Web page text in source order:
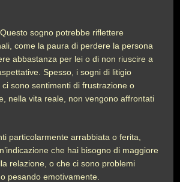
sogno potrebbe riflettere
come la paura di perdere la persona
abbastanza per lei o di non riuscire a
Spesso, i sogni di litigio
sono sentimenti di frustrazione o
nella vita reale, non vengono affrontati
particolarmente arrabbiata o ferita,
che hai bisogno di maggiore
relazione, o che ci sono problemi
pesando emotivamente.